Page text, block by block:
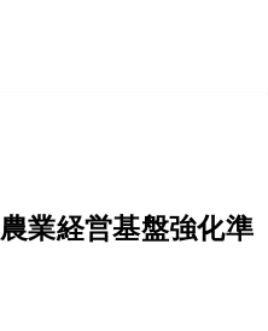
業経営基盤強化準